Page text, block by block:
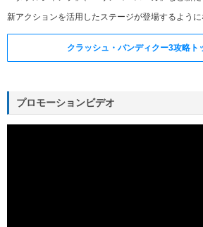
新アクションを活用したステージが登場するように
クラッシュ・バンディクー3攻略ト
プロモーションビデオ